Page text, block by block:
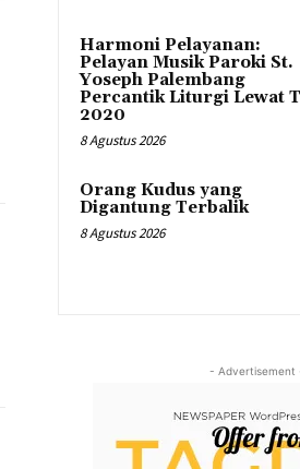
Harmoni Pelayanan:
Pelayan Musik Paroki St.
Yoseph Palembang
Percantik Liturgi Lewat
2020
8 Agustus 2026
Orang Kudus yang
Digantung Terbalik
8 Agustus 2026
- Advertisement